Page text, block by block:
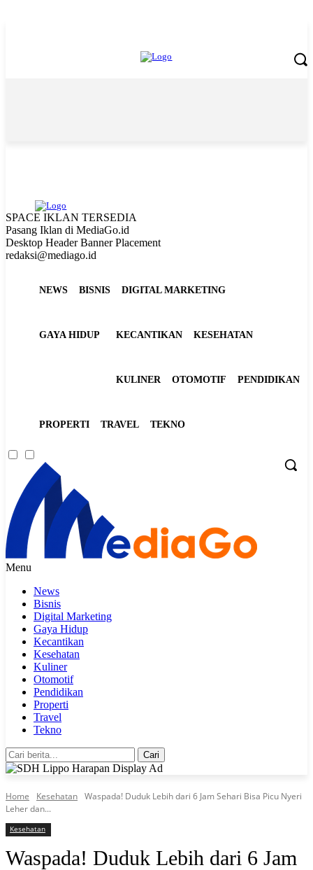
SPACE IKLAN TERSEDIA
Pasang Iklan di MediaGo.id
Desktop Header Banner Placement
redaksi@mediago.id
NEWS BISNIS DIGITAL MARKETING
GAYA HIDUP KECANTIKAN KESEHATAN
KULINER OTOMOTIF PENDIDIKAN
PROPERTI TRAVEL TEKNO
Menu
News
Bisnis
Digital Marketing
Gaya Hidup
Kecantikan
Kesehatan
Kuliner
Otomotif
Pendidikan
Properti
Travel
Tekno
Cari
Home Kesehatan Waspada! Duduk Lebih dari 6 Jam Sehari Bisa Picu Nyeri
Leher dan...
Kesehatan
Waspada! Duduk Lebih dari 6 Jam